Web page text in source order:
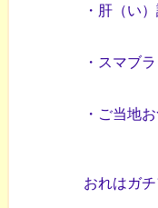
・肝（い
・スマブ
・ご当地
おれはガチ